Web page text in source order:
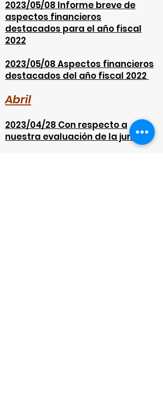
2023/05/08 Informe breve de
aspectos financieros
destacados para el año fiscal
2022
2023/05/08 Aspectos financieros
destacados del año fiscal 2022
Abril
2023/04/28 Con respecto a
nuestra evaluación de la junta